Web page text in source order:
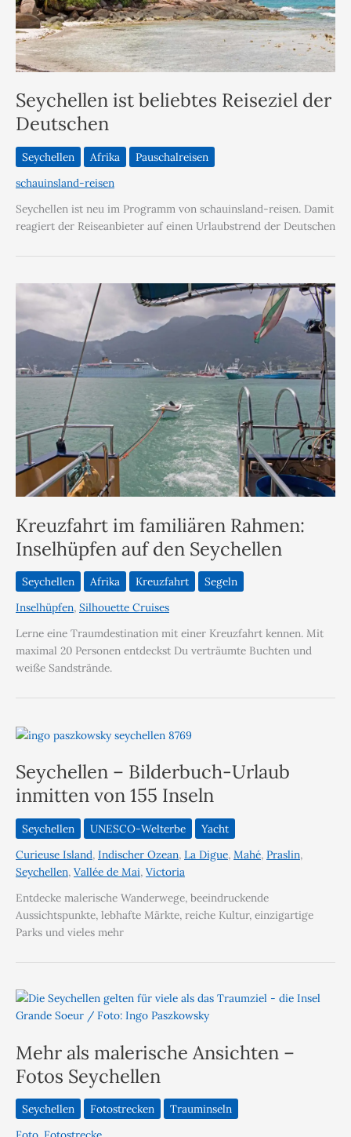
Seychellen ist beliebtes Reiseziel der
Deutschen
Seychellen Afrika
Pauschalreisen
schauinsland-reisen
Seychellen ist neu im Programm von schauinsland-reisen. Damit
reagiert der Reiseanbieter auf einen Urlaubstrend der Deutschen
Kreuzfahrt im familiären Rahmen:
Inselhüpfen auf den Seychellen
Seychellen Afrika Kreuzfahrt
Segeln
Inselhüpfen, Silhouette Cruises
Lerne eine Traumdestination mit einer Kreuzfahrt kennen. Mit
maximal 20 Personen entdeckst Du verträumte Buchten und
weiße Sandstrände.
Seychellen – Bilderbuch-Urlaub
inmitten von 155 Inseln
Seychellen UNESCO-Welterbe
Yacht
Curieuse Island, Indischer Ozean, La Digue, Mahé, Praslin,
Seychellen, Vallée de Mai, Victoria
Entdecke malerische Wanderwege, beeindruckende
Aussichtspunkte, lebhafte Märkte, reiche Kultur, einzigartige
Parks und vieles mehr
Mehr als malerische Ansichten –
Fotos Seychellen
Seychellen Fotostrecken
Trauminseln